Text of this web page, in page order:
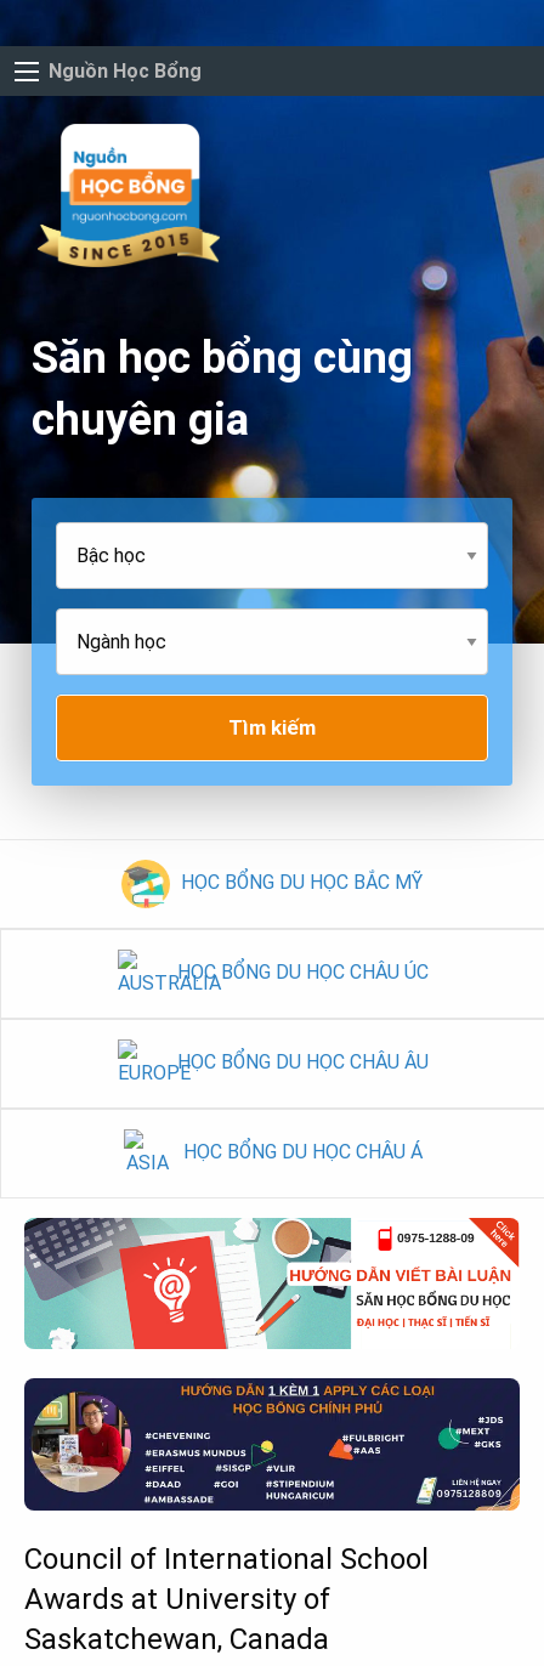
Nguồn Học Bổng
Săn học bổng cùng
chuyên gia
Tìm kiếm
HỌC BỔNG DU HỌC BẮC MỸ
HỌC BỔNG DU HỌC CHÂU ÚC
HỌC BỔNG DU HỌC CHÂU ÂU
HỌC BỔNG DU HỌC CHÂU Á
Council of International School
Awards at University of
Saskatchewan, Canada